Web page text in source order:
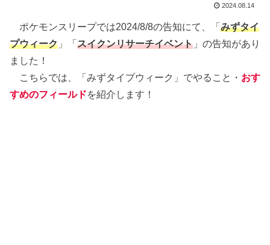
2024.08.14
ポケモンスリープでは2024/8/8の告知にて、「 みずタイ
プウィーク 」「 スイクンリサーチイベント 」の告知があり
ました！
こちらでは、「みずタイプウィーク」でやること・ おす
すめのフィールドを紹介します！